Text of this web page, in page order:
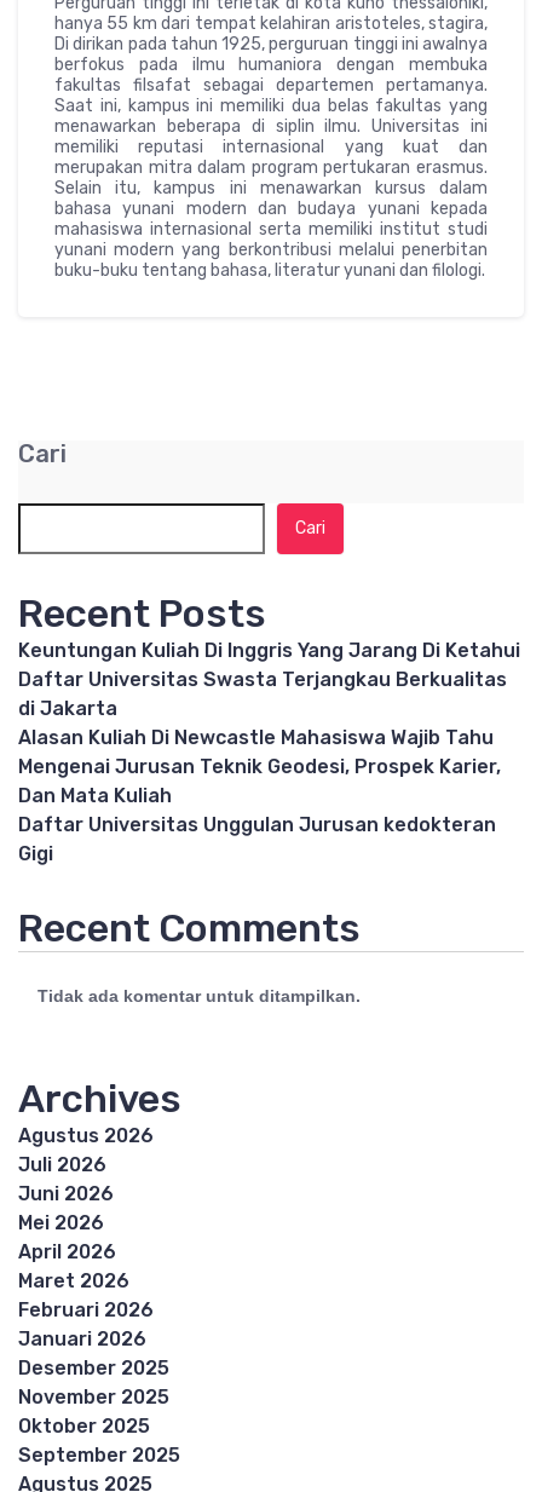
hanya 55 km dari tempat kelahiran aristoteles, stagira,
Di dirikan pada tahun 1925, perguruan tinggi ini awalnya
berfokus pada ilmu humaniora dengan membuka
fakultas filsafat sebagai departemen pertamanya.
Saat ini, kampus ini memiliki dua belas fakultas yang
menawarkan beberapa di siplin ilmu. Universitas ini
memiliki reputasi internasional yang kuat dan
merupakan mitra dalam program pertukaran erasmus.
Selain itu, kampus ini menawarkan kursus dalam
bahasa yunani modern dan budaya yunani kepada
mahasiswa internasional serta memiliki institut studi
yunani modern yang berkontribusi melalui penerbitan
buku-buku tentang bahasa, literatur yunani dan filologi.
Cari
Cari
Recent Posts
Keuntungan Kuliah Di Inggris Yang Jarang Di Ketahui
Daftar Universitas Swasta Terjangkau Berkualitas
di Jakarta
Alasan Kuliah Di Newcastle Mahasiswa Wajib Tahu
Mengenai Jurusan Teknik Geodesi, Prospek Karier,
Dan Mata Kuliah
Daftar Universitas Unggulan Jurusan kedokteran
Gigi
Recent Comments
Tidak ada komentar untuk ditampilkan.
Archives
Agustus 2026
Juli 2026
Juni 2026
Mei 2026
April 2026
Maret 2026
Februari 2026
Januari 2026
Desember 2025
November 2025
Oktober 2025
September 2025
Agustus 2025